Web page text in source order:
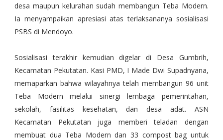
desa maupun kelurahan sudah membangun Teba Modern.
Ia menyampaikan apresiasi atas terlaksananya sosialisasi
PSBS di Mendoyo.
Sosialisasi terakhir kemudian digelar di Desa Gumbrih,
Kecamatan Pekutatan. Kasi PMD, I Made Dwi Supadnyana,
memaparkan bahwa wilayahnya telah membangun 96 unit
Teba Modern melalui sinergi lembaga pemerintahan,
sekolah, fasilitas kesehatan, dan desa adat. ASN
Kecamatan Pekutatan juga memberi teladan dengan
membuat dua Teba Modern dan 33 compost bag untuk